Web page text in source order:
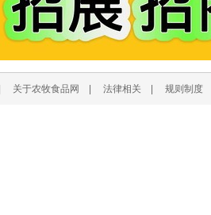
关于农牧食品网 法律相关 规则制度